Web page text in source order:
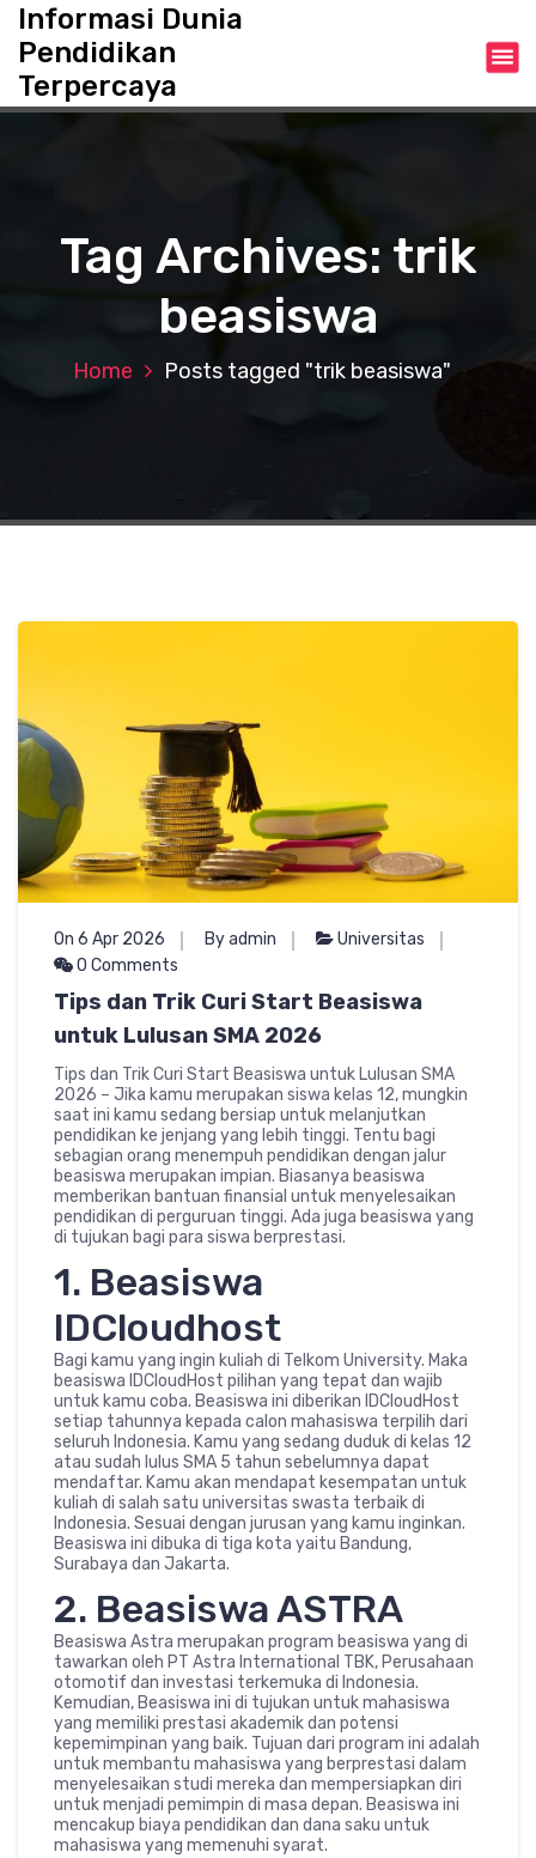
t
Informasi Dunia
Pendidikan
Terpercaya
Tag Archives: trik
beasiswa
Home Posts tagged "trik beasiswa"
On 6 Apr 2026 By admin
Universitas
0 Comments
Tips dan Trik Curi Start Beasiswa
untuk Lulusan SMA 2026
Tips dan Trik Curi Start Beasiswa untuk Lulusan SMA
2026 – Jika kamu merupakan siswa kelas 12, mungkin
saat ini kamu sedang bersiap untuk melanjutkan
pendidikan ke jenjang yang lebih tinggi. Tentu bagi
sebagian orang menempuh pendidikan dengan jalur
beasiswa merupakan impian. Biasanya beasiswa
memberikan bantuan finansial untuk menyelesaikan
pendidikan di perguruan tinggi. Ada juga beasiswa yang
di tujukan bagi para siswa berprestasi.
1. Beasiswa
IDCloudhost
Bagi kamu yang ingin kuliah di Telkom University. Maka
beasiswa IDCloudHost pilihan yang tepat dan wajib
untuk kamu coba. Beasiswa ini diberikan IDCloudHost
setiap tahunnya kepada calon mahasiswa terpilih dari
seluruh Indonesia. Kamu yang sedang duduk di kelas 12
atau sudah lulus SMA 5 tahun sebelumnya dapat
mendaftar. Kamu akan mendapat kesempatan untuk
kuliah di salah satu universitas swasta terbaik di
Indonesia. Sesuai dengan jurusan yang kamu inginkan.
Beasiswa ini dibuka di tiga kota yaitu Bandung,
Surabaya dan Jakarta.
2. Beasiswa ASTRA
Beasiswa Astra merupakan program beasiswa yang di
tawarkan oleh PT Astra International TBK, Perusahaan
otomotif dan investasi terkemuka di Indonesia.
Kemudian, Beasiswa ini di tujukan untuk mahasiswa
yang memiliki prestasi akademik dan potensi
kepemimpinan yang baik. Tujuan dari program ini adalah
untuk membantu mahasiswa yang berprestasi dalam
menyelesaikan studi mereka dan mempersiapkan diri
untuk menjadi pemimpin di masa depan. Beasiswa ini
mencakup biaya pendidikan dan dana saku untuk
mahasiswa yang memenuhi syarat.